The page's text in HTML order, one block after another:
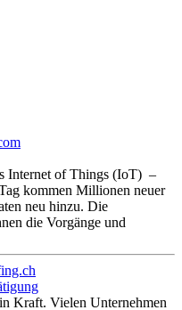
Internet of Things (IoT) –
kommen Millionen neuer
neu hinzu. Die
die Vorgänge und
Kraft. Vielen Unternehmen